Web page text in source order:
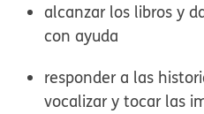
alcanzar los libros y
con ayuda
responder a las
vocalizar y tocar las